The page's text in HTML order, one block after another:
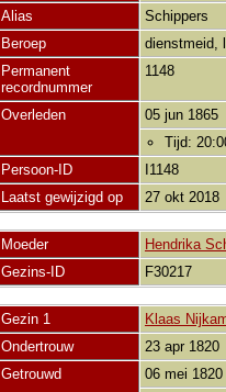
Alias
Schippers
Beroep
dienstmeid,
Permanent
recordnummer
1148
Overleden 05 jun 1865
Tijd:
Persoon-ID
I1148
Laatst gewijzigd op
27 okt 2018
Moeder Hendrika
Gezins-ID
F30217
Gezin 1 Klaas
Ondertrouw
23 apr 1820
Getrouwd
06 mei 1820